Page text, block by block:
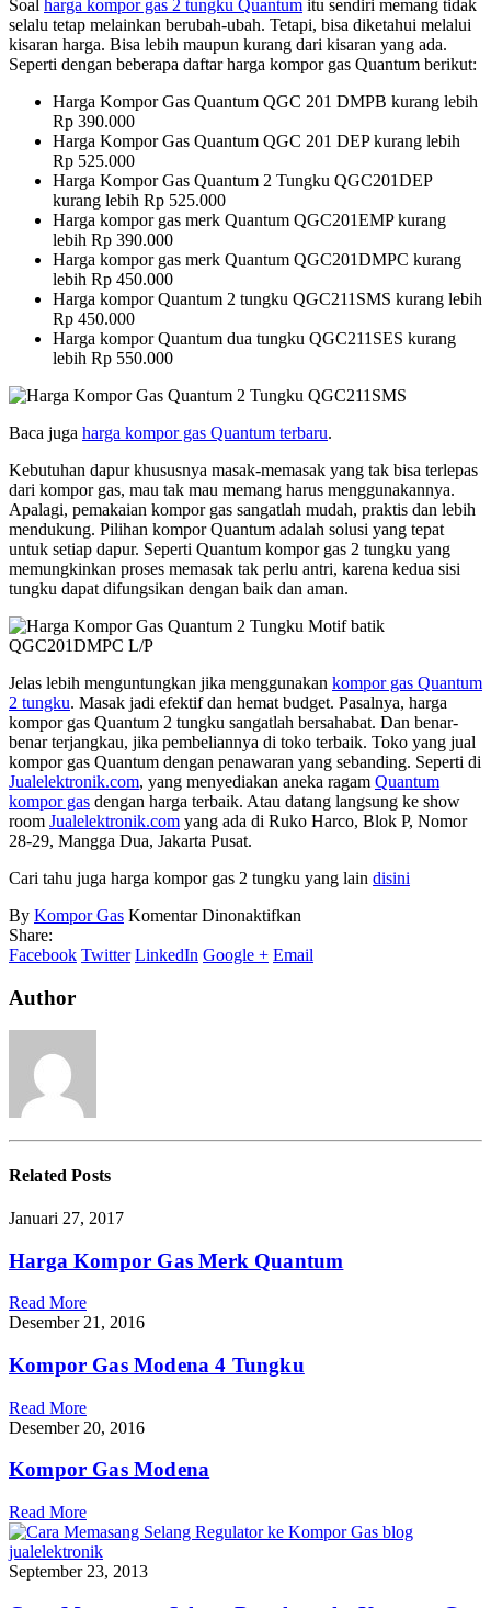
Soal harga kompor gas 2 tungku Quantum itu sendiri memang tidak
selalu tetap melainkan berubah-ubah. Tetapi, bisa diketahui melalui
kisaran harga. Bisa lebih maupun kurang dari kisaran yang ada.
Seperti dengan beberapa daftar harga kompor gas Quantum berikut:
Harga Kompor Gas Quantum QGC 201 DMPB kurang lebih
Rp 390.000
Harga Kompor Gas Quantum QGC 201 DEP kurang lebih
Rp 525.000
Harga Kompor Gas Quantum 2 Tungku QGC201DEP
kurang lebih Rp 525.000
Harga kompor gas merk Quantum QGC201EMP kurang
lebih Rp 390.000
Harga kompor gas merk Quantum QGC201DMPC kurang
lebih Rp 450.000
Harga kompor Quantum 2 tungku QGC211SMS kurang lebih
Rp 450.000
Harga kompor Quantum dua tungku QGC211SES kurang
lebih Rp 550.000
Baca juga harga kompor gas Quantum terbaru.
Kebutuhan dapur khususnya masak-memasak yang tak bisa terlepas
dari kompor gas, mau tak mau memang harus menggunakannya.
Apalagi, pemakaian kompor gas sangatlah mudah, praktis dan lebih
mendukung. Pilihan kompor Quantum adalah solusi yang tepat
untuk setiap dapur. Seperti Quantum kompor gas 2 tungku yang
memungkinkan proses memasak tak perlu antri, karena kedua sisi
tungku dapat difungsikan dengan baik dan aman.
Jelas lebih menguntungkan jika menggunakan kompor gas Quantum
2 tungku. Masak jadi efektif dan hemat budget. Pasalnya, harga
kompor gas Quantum 2 tungku sangatlah bersahabat. Dan benar-
benar terjangkau, jika pembeliannya di toko terbaik. Toko yang jual
kompor gas Quantum dengan penawaran yang sebanding. Seperti di
Jualelektronik.com, yang menyediakan aneka ragam Quantum
kompor gas dengan harga terbaik. Atau datang langsung ke show
room Jualelektronik.com yang ada di Ruko Harco, Blok P, Nomor
28-29, Mangga Dua, Jakarta Pusat.
Cari tahu juga harga kompor gas 2 tungku yang lain disini
By Kompor Gas Komentar Dinonaktifkan
Kompor
Share:
Facebook Twitter LinkedIn Google + Email
Author
RelatedPosts
Januari 27, 2017
Harga Kompor Gas Merk Quantum
Read More
Desember 21, 2016
Kompor Gas Modena 4 Tungku
Read More
Desember 20, 2016
Kompor Gas Modena
Read More
September 23, 2013